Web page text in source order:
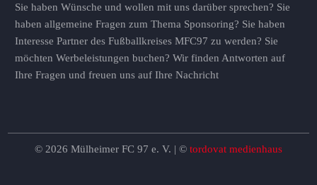
Sie haben Wünsche und wollen mit uns darüber sprechen? Sie
haben allgemeine Fragen zum Thema Sponsoring? Sie haben
Interesse Partner des Fußballkreises MFC97 zu werden? Sie
möchten Werbeleistungen buchen? Wir finden Antworten auf
Ihre Fragen und freuen uns auf Ihre Nachricht
© 2026 Mülheimer FC 97 e. V. | © tordovat medienhaus